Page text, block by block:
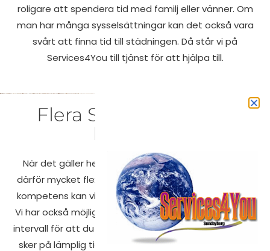
roligare att spendera tid med familj eller vänner. Om
man har många sysselsättningar kan det också vara
svårt att finna tid till städningen. Då står vi på
Services4You till tjänst för att hjälpa till.
Flera Städtjänster För
Hemmet
När det gäller hemstädning har alla olika krav. Vi är
därför mycket flexibla i vårt arbete och tack vare vår
kompetens kan vi också täcka in flera olika områden.
Vi har också möjlighet att erbjuda städning med olika
intervall för att du som kund ska känna att städningen
sker på lämplig tidpunkt. Några av våra kunder väljer